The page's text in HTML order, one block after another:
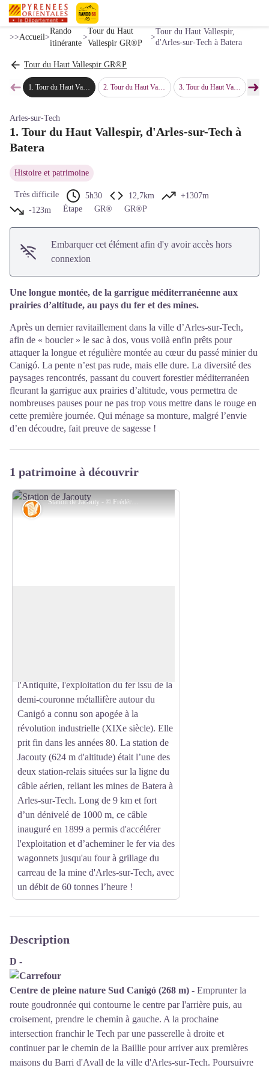
Pyrénées-Orientales Le Département
Tour du Haut Vallespir, d'Arles-sur-Tech à Batera
>>Accueil>
Rando
itinérante
>
Tour du Haut
Vallespir GR®P
>
Tour du Haut Vallespir,
d'Arles-sur-Tech à Batera
Tour du Haut Vallespir GR®P
➜Étape précédente
1. Tour du Haut Vallespir, d'Arles-sur-Tech à Batera 2.Tour du Haut Vallespir, de Batera à Sant Guillem 3. Tour du Haut Vallespir, de Sant Guillem à Prats-de-Mollo 4.
➜
Arles-sur-Tech
1. Tour du Haut Vallespir, d'Arles-sur-Tech à
Batera
Histoire et patrimoine
Très difficile 5h30 12,7km
+1307m
-123m
Étape GR® GR®P
Embarquer cet élément afin d'y avoir accès hors
connexion
Une longue montée, de la garrigue méditerranéenne aux
prairies d’altitude, au pays du fer et des mines.
Après un dernier ravitaillement dans la ville d’Arles-sur-Tech,
afin de « boucler » le sac à dos, vous voilà enfin prêts pour
attaquer la longue et régulière montée au cœur du passé minier du
Canigó. La pente n’est pas rude, mais elle dure. La diversité des
paysages rencontrés, passant du couvert forestier méditerranéen
fleurant la garrigue aux prairies d’altitude, vous permettra de
nombreuses pauses pour ne pas trop vous mettre dans le rouge en
cette première journée. Qui ménage sa monture, malgré l’envie
d’en découdre, fait preuve de sagesse !
1 patrimoine à découvrir
Station de Jacouty - © Frédéric Maler - CC Haut Vallespir
Histoire
l'Antiquité, l'exploitation du fer issu de la
demi-couronne métallifère autour du
Canigó a connu son apogée à la
révolution industrielle (XIXe siècle). Elle
prit fin dans les années 80. La station de
Jacouty (624 m d'altitude) était l’une des
deux station-relais situées sur la ligne du
câble aérien, reliant les mines de Batera à
Arles-sur-Tech. Long de 9 km et fort
d’un dénivelé de 1000 m, ce câble
inauguré en 1899 a permis d'accélérer
l'exploitation et d’acheminer le fer via des
wagonnets jusqu'au four à grillage du
carreau de la mine d'Arles-sur-Tech, avec
un débit de 60 tonnes l’heure !
Description
D -
Centre de pleine nature Sud Canigó (268 m) - Emprunter la
route goudronnée qui contourne le centre par l'arrière puis, au
croisement, prendre le chemin à gauche. A la prochaine
intersection franchir le Tech par une passerelle à droite et
continuer par le chemin de la Baillie pour arriver aux premières
maisons du Barri d'Avall de la ville d'Arles-sur-Tech. Poursuivre